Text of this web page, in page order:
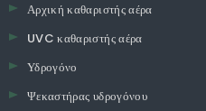
Αρχική καθαριστής αέρα
UVC καθαριστής αέρα
Υδρογόνο
Ψεκαστήρας υδρογόνου